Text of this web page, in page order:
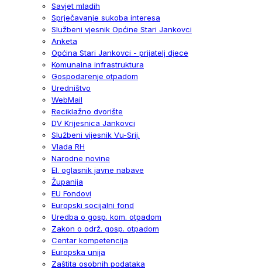
Savjet mladih
Sprječavanje sukoba interesa
Službeni vjesnik Općine Stari Jankovci
Anketa
Općina Stari Jankovci - prijatelj djece
Komunalna infrastruktura
Gospodarenje otpadom
Uredništvo
WebMail
Reciklažno dvorište
DV Krijesnica Jankovci
Službeni vijesnik Vu-Srij.
Vlada RH
Narodne novine
El. oglasnik javne nabave
Županija
EU Fondovi
Europski socijalni fond
Uredba o gosp. kom. otpadom
Zakon o održ. gosp. otpadom
Centar kompetencija
Europska unija
Zaštita osobnih podataka